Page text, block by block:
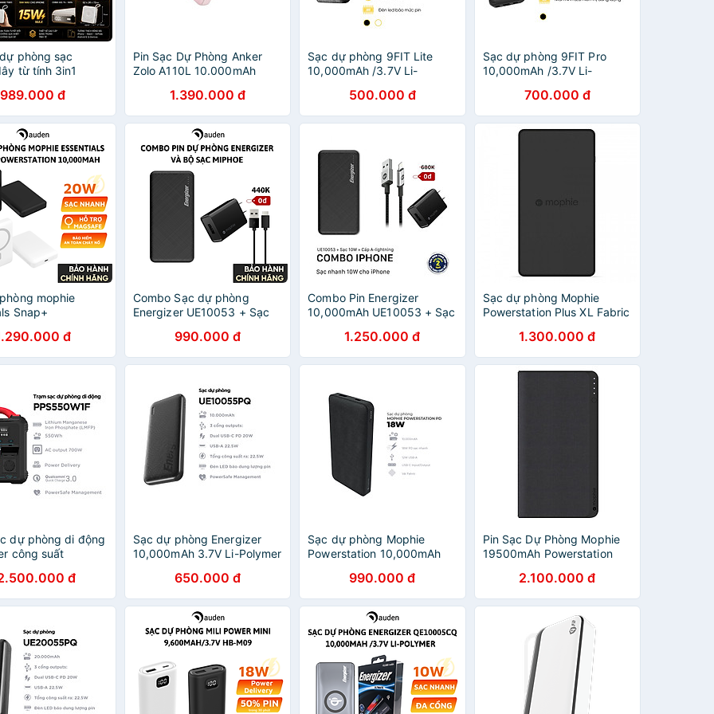
phòng sạc
từ tính 3in1
sạc Type-C +
WIWU XF17 cho
Apple watch
- Sạc Magnetic
| Cáp Type-C
Tích Hợp | LED
Hàng nhập khẩu
989.000 đ
Pin Sạc Dự Phòng Anker
Zolo A110L 10.000mAh
Hàng Chính Hãng
1.390.000 đ
Sạc dự phòng 9FIT Lite
10,000mAh /3.7V Li-
trợ sạc nhanh - Hàng chính
hãng
500.000 đ
Sạc dự phòng 9FIT Pro
10,000mAh /3.7V Li-
trợ sạc nhanh - Hàng chính
hãng
700.000 đ
mophie
Snap+
từ tính 15W -
hãng
đ
Combo Sạc dự phòng
Energizer UE10053 + Sạc
HÀNG CHÍNH HÃNG
990.000 đ
Combo Pin Energizer
10,000mAh UE10053 + Sạc
Cáp A to Lightning 1M -
HÀNG CHÍNH HÃNG
1.250.000 đ
Sạc dự phòng Mophie
Powerstation Plus XL Fabric
Lightning/Micro USB -
401101678 - Hãng Chính
Hãng
1.300.000 đ
dự phòng di động
công suất
theo Du
- Hàng chính
đ
Sạc dự phòng Energizer
10,000mAh 3.7V Li-Polymer
22.5W, bảo hành 24 tháng 1
đổi 1 - Hàng chính hãng
650.000 đ
Sạc dự phòng Mophie
Powerstation 10,000mAh
nhanh PD 18W - HÀNG
CHÍNH HÃNG
990.000 đ
Pin Sạc Dự Phòng Mophie
19500mAh Powerstation
2.100.000 đ